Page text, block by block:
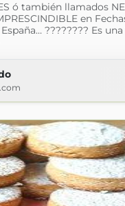
ó también llamados
en
???????? Es